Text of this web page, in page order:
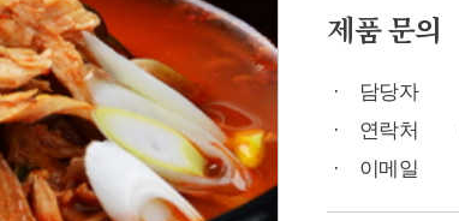
제품 문의
담당자
연락처
이메일